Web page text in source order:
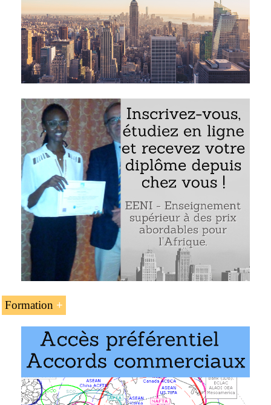
Les accords : l’Australie, le Bahreïn, le Canada et
le Mexique (ACEUM), leChili, la Colombie, le
Costa Rica, la République dominicaine, le
Salvador, le Guatemala, le Honduras, Israël, la
Jordanie, la Corée du Sud, leMaroc, le Nicaragua,
l’Oman, le Panama, le Pérou, Singapour
États-Unis
L’accord-cadre sur le commerce et l’investissement
avec l’ASEAN
Les accords bilatéraux d’investissement
L’accord de partenariat transpacifique global et
progressiste
L’AGOA - la Loi sur la croissance et les
opportunités en Afrique
Les organisations économiques régionales : le
Conseil de coopération économique du Pacifique,
la Banque interaméricaine de développement
(BID), la Commission économique et sociale pour
l’Asie et le Pacifique (ESCAP), la CEPAL,
l’Organisation des États Américains (OEA), le
Formation
L’unité d’enseignement « Lesaccords de libre-échange
des États-Unis» fait partie des programmes de l’EENI
Global Business School :
Master en affaires internationales,commerce
international.